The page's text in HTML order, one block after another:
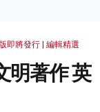
即將發行 | 編輯精選
明著作 英